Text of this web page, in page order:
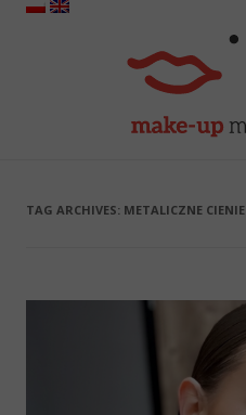
TAG ARCHIVES: METALICZNE CIENIE